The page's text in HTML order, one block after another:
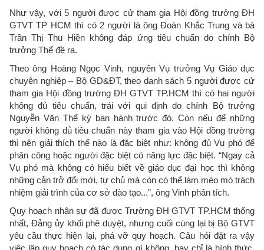
Như vậy, với 5 người được cử tham gia Hội đồng trưởng ĐH
GTVT TP HCM thì có 2 người là ông Đoàn Khắc Trung và bà
Trần Thị Thu Hiền không đáp ứng tiêu chuẩn do chính Bộ
trưởng Thể đề ra.
Theo ông Hoàng Ngọc Vinh, nguyên Vụ trưởng Vụ Giáo dục
chuyên nghiệp – Bộ GD&ĐT, theo danh sách 5 người được cử
tham gia Hội đồng trường ĐH GTVT TP.HCM thì có hai người
không đủ tiêu chuẩn, trái với qui định do chính Bộ trưởng
Nguyễn Văn Thể ký ban hành trước đó. Còn nếu để những
người không đủ tiêu chuẩn này tham gia vào Hội đồng trường
thì nên giải thích thế nào là đặc biệt như: không đủ Vụ phó để
phân công hoặc người đặc biệt có năng lực đặc biệt. “Ngay cả
Vụ phó mà không có hiểu biết về giáo dục đại học thì không
những cản trở đổi mới, tự chủ mà còn có thể làm méo mó trách
nhiệm giải trình của cơ sở đào tạo...”, ông Vinh phân tích.
Quy hoạch nhân sự đã được Trường ĐH GTVT TP.HCM thống
nhất, Đảng ủy khối phê duyệt, nhưng cuối cùng lại bị Bộ GTVT
yêu cầu thực hiện lại, phá vỡ quy hoạch. Câu hỏi đặt ra vậy
việc lập quy hoạch có tác dụng gì không, hay chỉ là hình thức,